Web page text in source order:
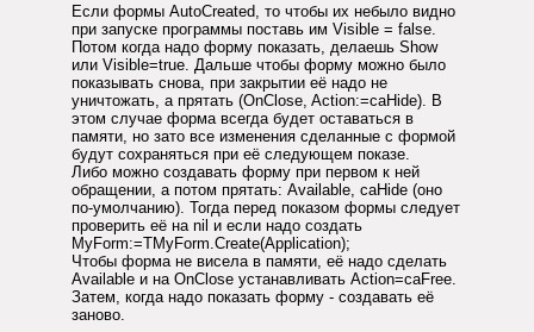
Если формы AutoCreated, то чтобы их небыло видно
при запуске программы поставь им Visible = false.
Потом когда надо форму показать, делаешь Show
или Visible=true. Дальше чтобы форму можно было
показывать снова, при закрытии её надо не
уничтожать, а прятать (OnClose, Action:=caHide). В
этом случае форма всегда будет оставаться в
памяти, но зато все изменения сделанные с формой
будут сохраняться при её следующем показе.
Либо можно создавать форму при первом к ней
обращении, а потом прятать: Available, caHide (оно
по-умолчанию). Тогда перед показом формы следует
проверить её на nil и если надо создать
MyForm:=TMyForm.Create(Application);
Чтобы форма не висела в памяти, её надо сделать
Available и на OnClose устанавливать Action=caFree.
Затем, когда надо показать форму - создавать её
заново.